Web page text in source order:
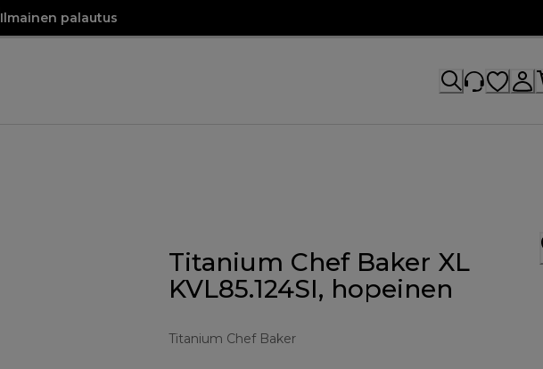
Ilmainen palautus
Titanium Chef Baker XL
KVL85.124SI, hopeinen
Titanium Chef Baker